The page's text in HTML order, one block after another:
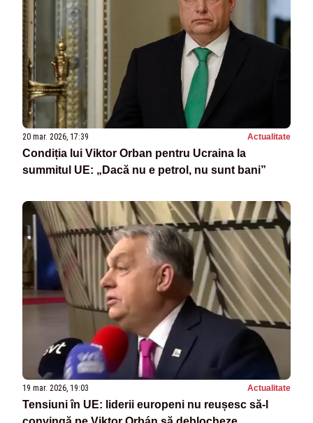
20 mar. 2026, 17:39 Actualitate
Condiția lui Viktor Orban pentru Ucraina la
summitul UE: „Dacă nu e petrol, nu sunt bani”
19 mar. 2026, 19:03 Actualitate
Tensiuni în UE: liderii europeni nu reușesc să-l